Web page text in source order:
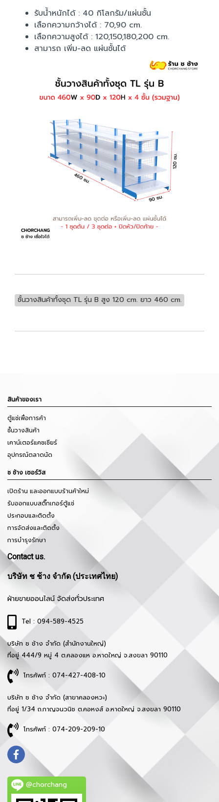
รับน้ำหนักได้ : 40 กิโลกรัม/แผ่นชั้น
เลือกความกว้างได้ : 70,90 cm.
เลือกความสูงได้ : 120,150,180,200 cm.
สามารถ เพิ่ม-ลด แผ่นชั้นได้
ชั้นวางสินค้าทั้งชุด TL รุ่น B สูง 120 cm. ยาว 460 cm.
สินค้าของเรา
ตู้แช่เพื่อการค้า
ชั้นวางสินค้า
เคาน์เตอร์แคชเชียร์
อุปกรณ์ตลาดนัด
ช ช้าง เซอร์วิส
เปิดร้าน และออกแบบร้านค้าใหม่
รับออกแบบสติ๊กเกอร์ตู้แช่
ประกอบและติดตั้ง
การจัดส่งและติดตั้ง
การบำรุงรักษา
Contact us.
บริษัท ช ช้าง จำกัด (ประเทศไทย)
ฝ่ายขายออนไลน์ จัดส่งทั่วประเทศ
Tel : 094-589-4525
บริษัท ช ช้าง จำกัด (สำนักงานใหญ่)
ที่อยู่ 444/9 หมู่ 4 ต.คลองแห อ.หาดใหญ่ จ.สงขลา 90110
โทรศัพท์ : 074-427-408-10
บริษัท ช ช้าง จำกัด (สาขาคลองหวะ)
ที่อยู่ 1/34 ถ.กาญจนวนิช ต.คอหงส์ อ.หาดใหญ่ จ.สงขลา 90110
โทรศัพท์ : 074-209-209-10
@chorchang